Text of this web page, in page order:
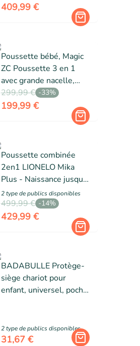
409,99 €
Poussette bébé, Magic
ZC Poussette 3 en 1
avec grande nacelle,
poussette trio, pliable
un clic, cadre en alliage
299,99 € -33%
199,99 €
Poussette combinée
2en1 LIONELO Mika
Plus - Naissance jusqu'à
22kg - Pack poussette
Duo, Nacelle et
accessoires - Vert
2 type de publics disponibles
499,99 € -14%
429,99 €
BADABULLE Protège-
siège chariot pour
enfant, universel, poche
2 type de publics disponibles
31,67 €